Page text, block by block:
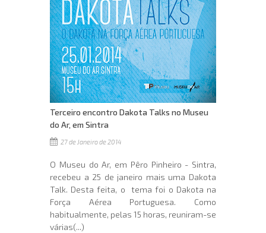
Terceiro encontro Dakota Talks no Museu
do Ar, em Sintra
27 de Janeiro de 2014
O Museu do Ar, em Pêro Pinheiro - Sintra,
recebeu a 25 de janeiro mais uma Dakota
Talk. Desta feita, o tema foi o Dakota na
Força Aérea Portuguesa. Como
habitualmente, pelas 15 horas, reuniram-se
várias(...)